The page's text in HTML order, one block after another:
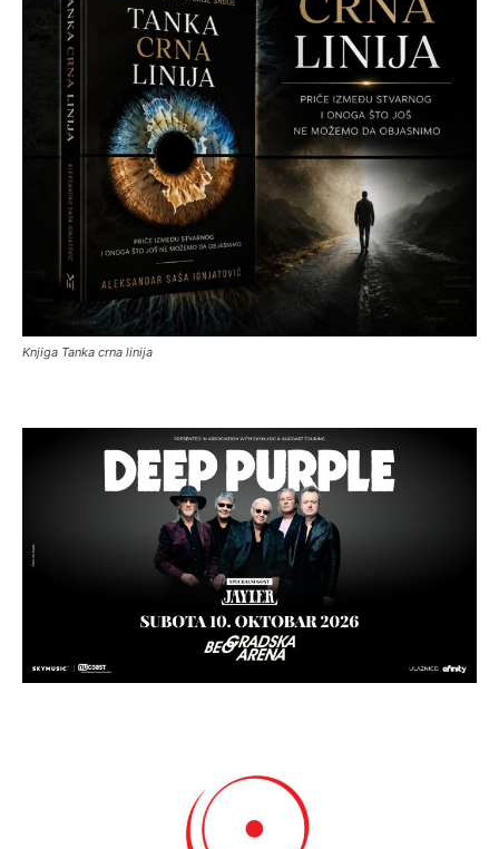
Knjiga Tanka crna linija